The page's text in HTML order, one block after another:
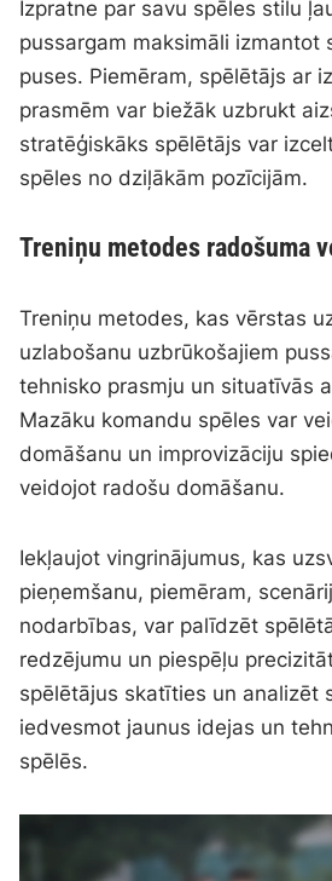
Izpratne par savu spēles stilu
pussargam maksimāli izmantot
puses. Piemēram, spēlētājs ar
prasmēm var biežāk uzbrukt
stratēģiskāks spēlētājs var
spēles no dziļākām pozīcijām.
Treniņu metodes radošuma
Treniņu metodes, kas vērstas
uzlabošanu uzbrūkošajiem
tehnisko prasmju un situatīvās
Mazāku komandu spēles var
domāšanu un improvizāciju
veidojot radošu domāšanu.
Iekļaujot vingrinājumus, kas
pieņemšanu, piemēram,
nodarbības, var palīdzēt
redzējumu un piespēļu
spēlētājus skatīties un analizēt
iedvesmot jaunus idejas un
spēlēs.